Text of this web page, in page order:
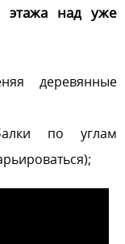
этажа над уже
деревянные
по углам